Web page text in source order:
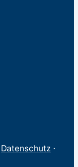
Datenschutz ·